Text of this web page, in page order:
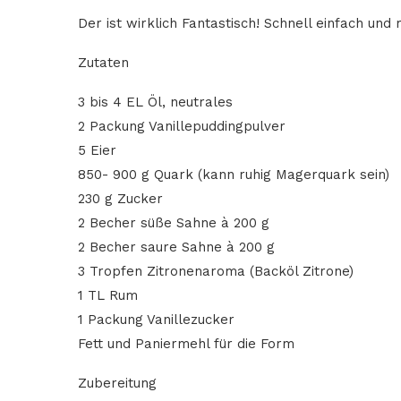
Der ist wirklich Fantastisch! Schnell einfach und
Zutaten
3 bis 4 EL Öl, neutrales
2 Packung Vanillepuddingpulver
5 Eier
850- 900 g Quark (kann ruhig Magerquark sein)
230 g Zucker
2 Becher süße Sahne à 200 g
2 Becher saure Sahne à 200 g
3 Tropfen Zitronenaroma (Backöl Zitrone)
1 TL Rum
1 Packung Vanillezucker
Fett und Paniermehl für die Form
Zubereitung